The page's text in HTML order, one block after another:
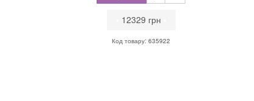
12329 грн
Код товару: 635922